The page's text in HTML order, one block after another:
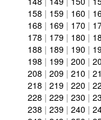
158 | 159 | 160 |
168 | 169 | 170 |
178 | 179 | 180 |
188 | 189 | 190 |
198 | 199 | 200 |
208 | 209 | 210 |
218 | 219 | 220 |
228 | 229 | 230 |
238 | 239 | 240 |